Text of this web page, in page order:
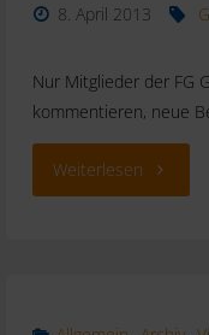
8. April 2013
Nur Mitglieder der FG
kommentieren, neue
Weiterlesen "Interne
FG